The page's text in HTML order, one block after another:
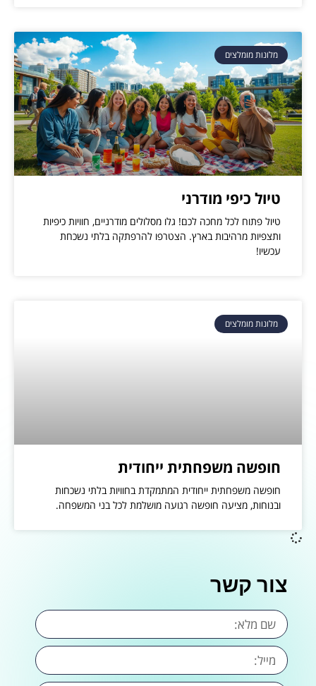
מלונות מומלצים
טיול כיפי מודרני
טיול פתוח לכל מחכה לכם! גלו מסלולים מודרניים, חוויות כיפיות
ותצפיות מרהיבות בארץ. הצטרפו להרפתקה בלתי נשכחת
עכשיו!
מלונות מומלצים
חופשה משפחתית ייחודית
חופשה משפחתית ייחודית המתמקדת בחוויות בלתי נשכחות
ובנוחות, מציעה חופשה רגועה מושלמת לכל בני המשפחה.
צור קשר